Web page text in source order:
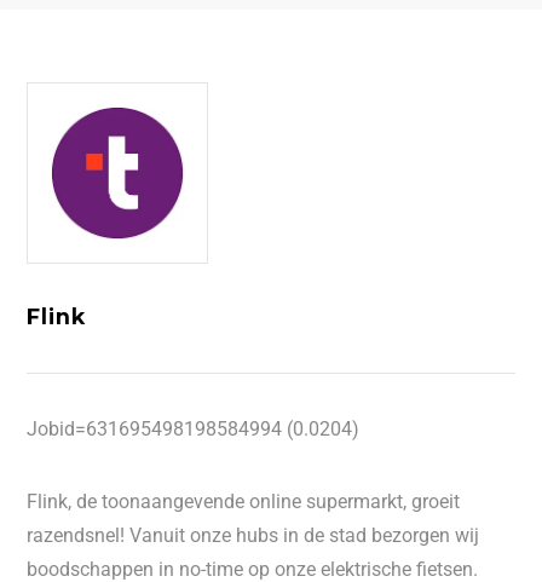
Flink
Jobid=631695498198584994 (0.0204)
Flink, de toonaangevende online supermarkt, groeit
razendsnel! Vanuit onze hubs in de stad bezorgen wij
boodschappen in no-time op onze elektrische fietsen.